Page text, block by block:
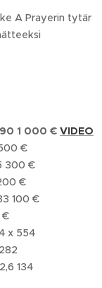
A Prayerin tytär
1 000 € VIDEO
€
300 €
€
100 €
€
x 554
134